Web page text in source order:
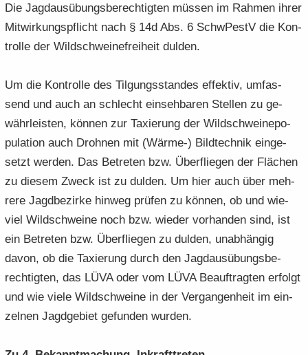
Die Jagd­aus­übungs­be­rech­tig­ten müs­sen im Rah­men ihrer
Mit­wir­kungs­pflicht nach § 14d Abs. 6 SchwPestV die Kon­
trol­le der Wild­schwei­ne­frei­heit dul­den.
Um die Kon­trol­le des Til­gungs­stan­des ef­fek­tiv, um­fas­
send und auch an schlecht ein­seh­ba­ren Stel­len zu ge­
währ­leis­ten, kön­nen zur Ta­xie­rung der Wild­schweine­po­
pu­la­ti­on auch Droh­nen mit (Wärme-​) Bild­tech­nik ein­ge­
setzt wer­den. Das Be­tre­ten bzw. Über­flie­gen der Flä­chen
zu die­sem Zweck ist zu dul­den. Um hier auch über meh­
re­re Jagd­be­zir­ke hin­weg prü­fen zu kön­nen, ob und wie­
viel Wild­schwei­ne noch bzw. wie­der vor­han­den sind, ist
ein Be­tre­ten bzw. Über­flie­gen zu dul­den, un­ab­hän­gig
davon, ob die Ta­xie­rung durch den Jagd­aus­übungs­be­
rech­tig­ten, das LÜVA oder vom LÜVA Be­auf­trag­ten er­folgt
und wie viele Wild­schwei­ne in der Ver­gan­gen­heit im ein­
zel­nen Jagd­ge­biet ge­fun­den wur­den.